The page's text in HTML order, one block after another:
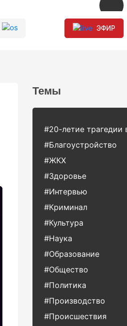
ЭФИР
Темы
#20-летие трагедии
#Благоустройство
#ЖКХ
#Здоровье
#Интервью
#Криминал
#Культура
#Наука
#Образование
#Общество
#Политика
#Производство
#Происшествия